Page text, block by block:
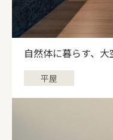
自然体に暮らす、
い
平屋